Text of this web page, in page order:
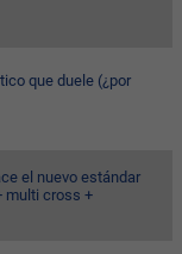
que duele (¿por
el nuevo estándar
multi cross +